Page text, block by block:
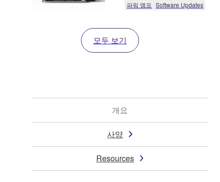
파워 앰프 Software Updates
모두 보기
개요
사양
Resources